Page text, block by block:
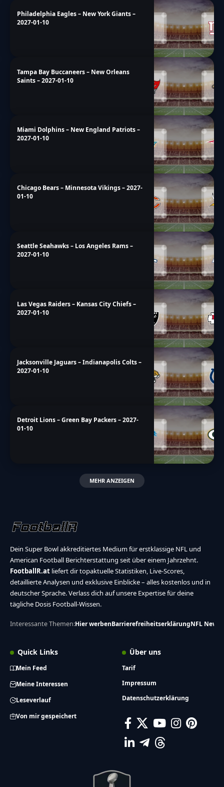
Philadelphia Eagles – New York Giants –
2027-01-10
Tampa Bay Buccaneers – New Orleans
Saints – 2027-01-10
Miami Dolphins – New England Patriots –
2027-01-10
Chicago Bears – Minnesota Vikings – 2027-
01-10
Seattle Seahawks – Los Angeles Rams –
2027-01-10
Las Vegas Raiders – Kansas City Chiefs –
2027-01-10
Jacksonville Jaguars – Indianapolis Colts –
2027-01-10
Detroit Lions – Green Bay Packers – 2027-
01-10
MEHR ANZEIGEN
Dein Super Bowl akkreditiertes Medium für erstklassige NFL und
American Football Berichterstattung seit über einem Jahrzehnt.
FootballR.at liefert dir topaktuelle Statistiken, Live-Scores,
detaillierte Analysen und exklusive Einblicke – alles kostenlos und in
deutscher Sprache. Verlass dich auf unsere Expertise für deine
tägliche Dosis Football-Wissen.
Interessante Themen:Hier werbenBarrierefreiheitserklärungNFL News
Quick Links
Mein Feed
Meine Interessen
Leseverlauf
Von mir gespeichert
Über uns
Tarif
Impressum
Datenschutzerklärung